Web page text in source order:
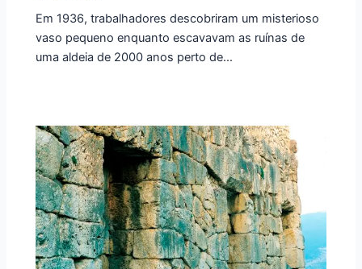
Em 1936, trabalhadores descobriram um misterioso
vaso pequeno enquanto escavavam as ruínas de
uma aldeia de 2000 anos perto de…